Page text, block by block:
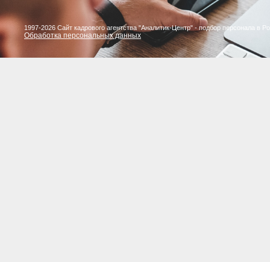
1997-2026 Сайт кадрового агентства "Аналитик-Центр" - подбор персонала в
Обработка персональных данных